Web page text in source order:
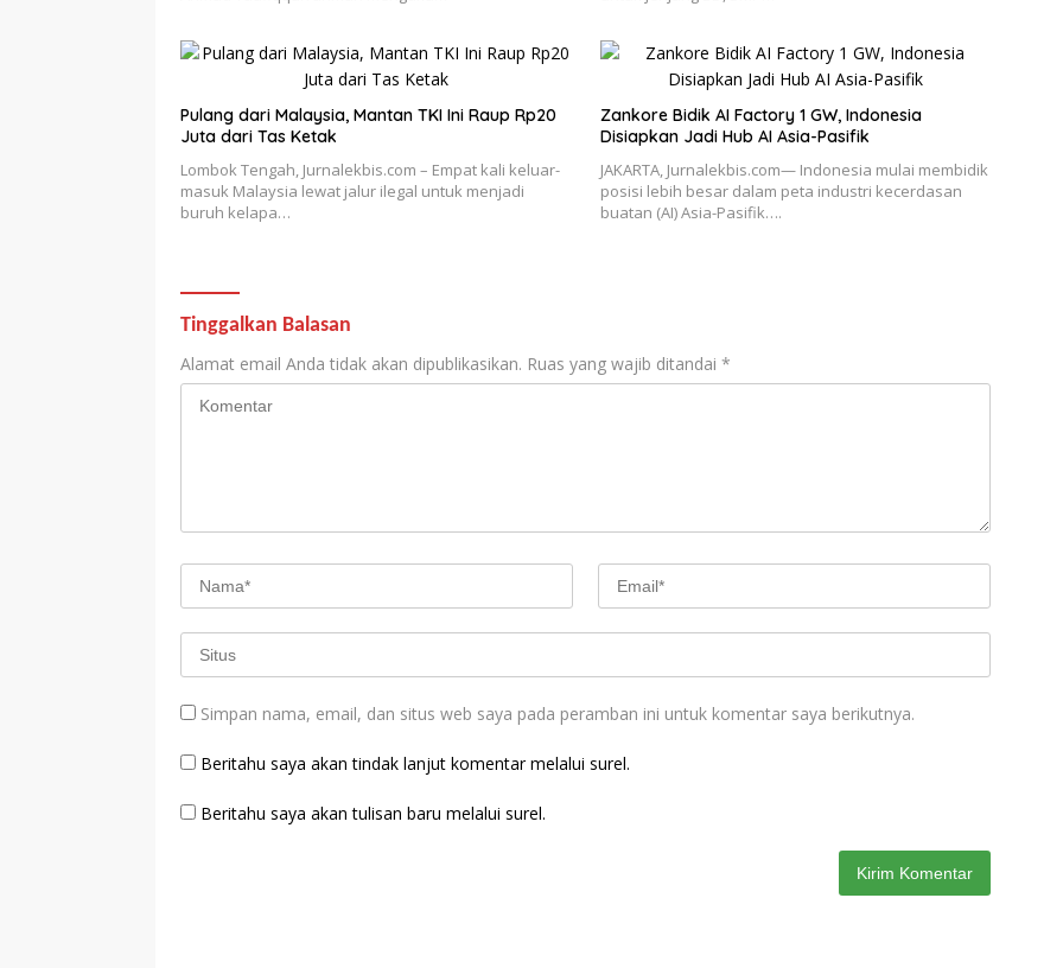
Pulang dari Malaysia, Mantan TKI Ini Raup Rp20
Juta dari Tas Ketak
Lombok Tengah, Jurnalekbis.com – Empat kali keluar-
masuk Malaysia lewat jalur ilegal untuk menjadi
buruh kelapa…
Zankore Bidik AI Factory 1 GW, Indonesia
Disiapkan Jadi Hub AI Asia-Pasifik
JAKARTA, Jurnalekbis.com— Indonesia mulai membidik
posisi lebih besar dalam peta industri kecerdasan
buatan (AI) Asia-Pasifik….
Tinggalkan Balasan
Alamat email Anda tidak akan dipublikasikan. Ruas yang wajib ditandai *
Simpan nama, email, dan situs web saya pada peramban ini untuk komentar saya berikutnya.
Beritahu saya akan tindak lanjut komentar melalui surel.
Beritahu saya akan tulisan baru melalui surel.